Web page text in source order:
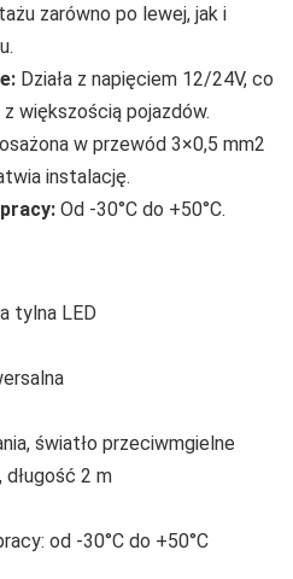
zarówno po lewej, jak i
Działa z napięciem 12/24V, co
większością pojazdów.
w przewód 3×0,5 mm2
instalację.
Od -30°C do +50°C.
tylna LED
światło przeciwmgielne
długość 2 m
od -30°C do +50°C